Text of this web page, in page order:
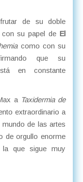
de su doble
su papel de El
como con su
que su
en constante
a Taxidermia de
extraordinario a
de las artes
de orgullo enorme
que sigue muy